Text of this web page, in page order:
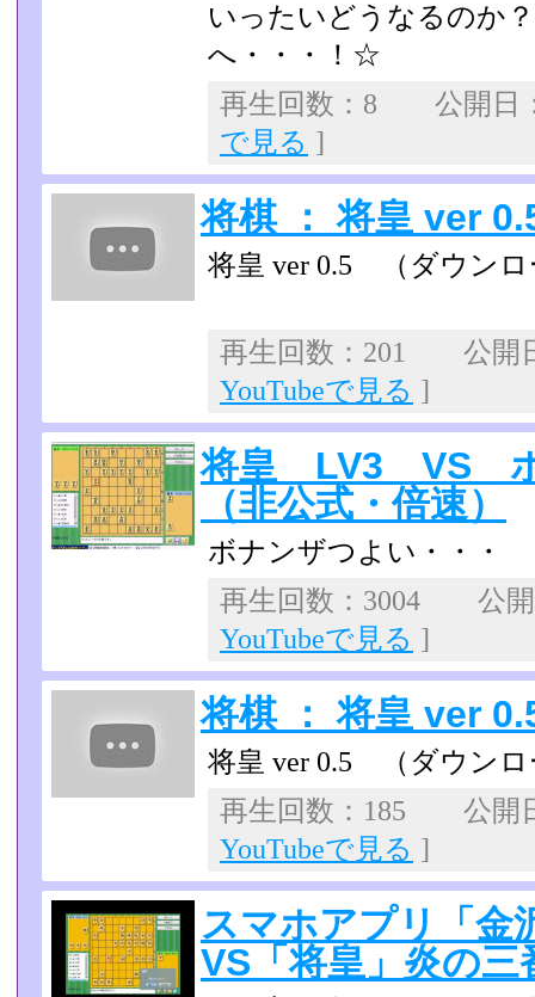
いったいどうなるのか
へ・・・！☆
再生回数：8 公開
で見る ]
将棋 ： 将皇 ver
将皇 ver 0.5 （ダウン
再生回数：201 公開
YouTubeで見る ]
将皇 LV3 VS
（非公式・倍速）
ボナンザつよい・・・
再生回数：3004 公
YouTubeで見る ]
将棋 ： 将皇 ver
将皇 ver 0.5 （ダウン
再生回数：185 公開
YouTubeで見る ]
スマホアプリ「金
VS「将皇」炎の三